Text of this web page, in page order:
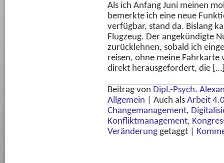
Als ich Anfang Juni meinen
bemerkte ich eine neue
verfügbar, stand da. Bislang
Flugzeug. Der angekündigte
zurücklehnen, sobald ich
reisen, ohne meine Fahrkarte
direkt herausgefordert, die
Beitrag von Dipl.-Psych.
Allgemein
Auch als Arbeit
Changemanagement,
Konfliktmanagement,
Veränderung getaggt